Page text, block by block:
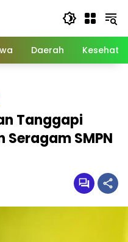
Daerah
Tanggapi
Seragam SMPN